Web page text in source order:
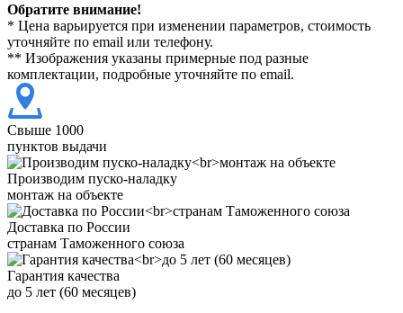
Обратите внимание!
* Цена варьируется при изменении параметров, стоимость
уточняйте по email или телефону.
** Изображения указаны примерные под разные
комплектации, подробные уточняйте по email.
Свыше 1000
пунктов выдачи
Производим пуско-наладку
монтаж на объекте
Доставка по России
странам Таможенного союза
Гарантия качества
до 5 лет (60 месяцев)